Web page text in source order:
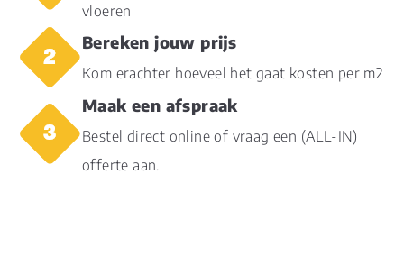
Dikte plank (mm)
Dessin registered embossed
Gebruiksklasse 23, 33, 42
vloeren
Bereken jouw prijs
Kom erachter hoeveel het gaat kosten per m2
Maak een afspraak
Bestel direct online of vraag een (ALL-IN)
offerte aan.